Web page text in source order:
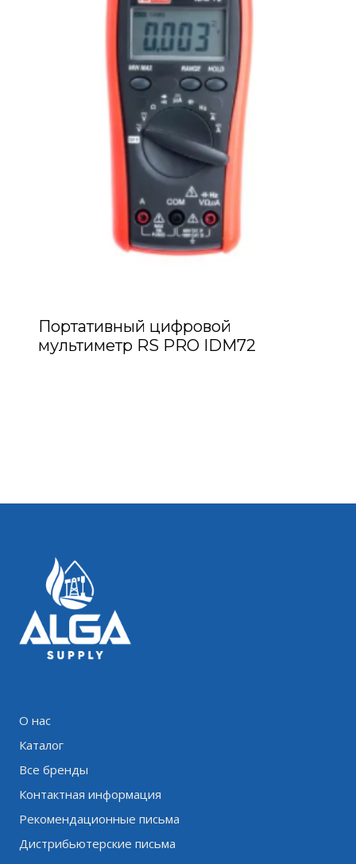
Портативный цифровой
мультиметр RS PRO IDM72
О нас
Каталог
Все бренды
Контактная информация
Рекомендационные письма
Дистрибьютерские письма